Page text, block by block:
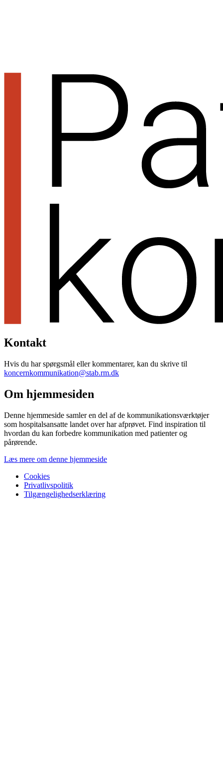
Kontakt
Hvis du har spørgsmål eller kommentarer, kan du skrive til
koncernkommunikation@stab.rm.dk
Om hjemmesiden
Denne hjemmeside samler en del af de kommunikationsværktøjer
som hospitalsansatte landet over har afprøvet. Find inspiration til
hvordan du kan forbedre kommunikation med patienter og
pårørende.
Læs mere om denne hjemmeside
Cookies
Privatlivspolitik
Tilgængelighedserklæring